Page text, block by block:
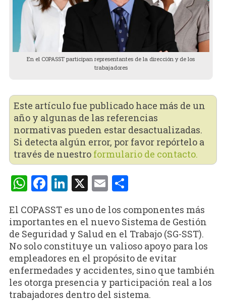
En el COPASST participan representantes de la dirección y de los
trabajadores
Este artículo fue publicado hace más de un
año y algunas de las referencias
normativas pueden estar desactualizadas.
Si detecta algún error, por favor repórtelo a
través de nuestro formulario de contacto.
WhatsApp
Facebook
LinkedIn
X EmailCompartir
El COPASST es uno de los componentes más
importantes en el nuevo Sistema de Gestión
de Seguridad y Salud en el Trabajo (SG-SST).
No solo constituye un valioso apoyo para los
empleadores en el propósito de evitar
enfermedades y accidentes, sino que también
les otorga presencia y participación real a los
trabajadores dentro del sistema.